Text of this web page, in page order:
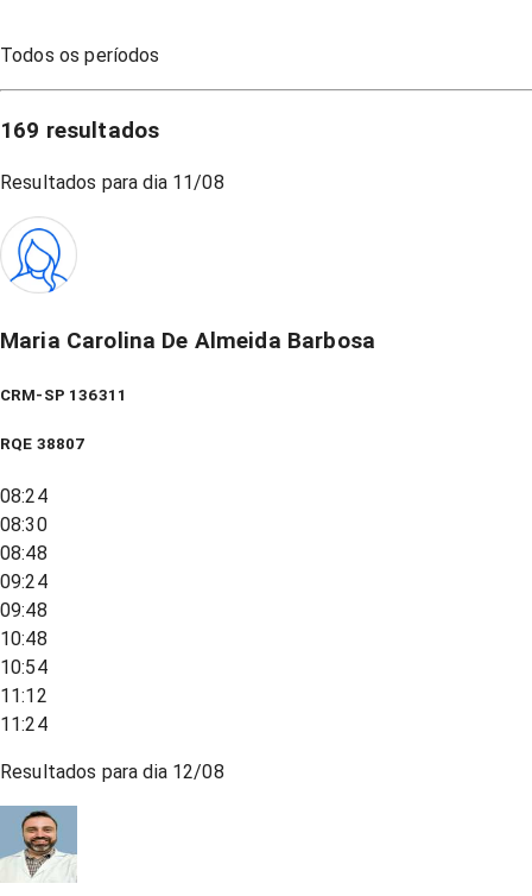
Todos os períodos
169 resultados
Resultados para dia 11/08
Maria Carolina De Almeida Barbosa
CRM-SP 136311
RQE 38807
08:24
08:30
08:48
09:24
09:48
10:48
10:54
11:12
11:24
Resultados para dia 12/08